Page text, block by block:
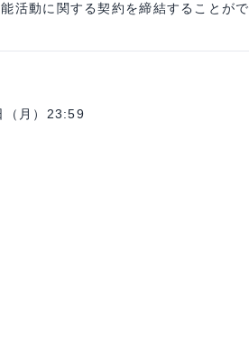
活動に関する契約を締結することがで
（月）23:59